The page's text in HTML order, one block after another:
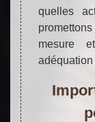
quelles
mesure
adéquation